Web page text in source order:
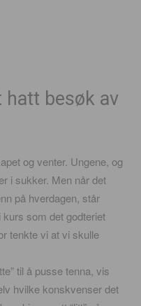
hatt besøk av
og venter. Ungene, og
i sukker. Men når det
på hverdagen, står
som det godteriet
tenkte vi at vi skulle
til å pusse tenna, vis
hvilke konskvenser det